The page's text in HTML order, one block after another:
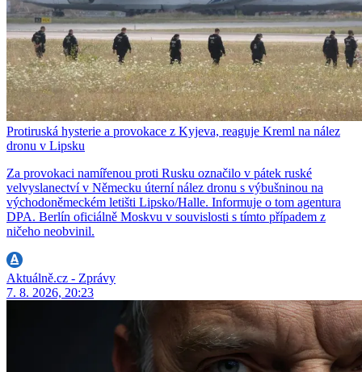
Protiruská hysterie a provokace z Kyjeva, reaguje Kreml na nález
dronu v Lipsku
Za provokaci namířenou proti Rusku označilo v pátek ruské
velvyslanectví v Německu úterní nález dronu s výbušninou na
východoněmeckém letišti Lipsko/Halle. Informuje o tom agentura
DPA. Berlín oficiálně Moskvu v souvislosti s tímto případem z
ničeho neobvinil.
Aktuálně.cz - Zprávy
7. 8. 2026, 20:23